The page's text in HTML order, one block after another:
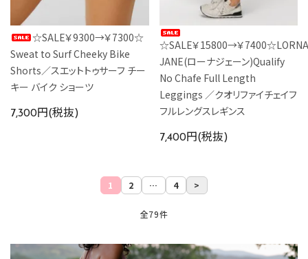
☆SALE￥9300→￥7300☆
Sweat to Surf Cheeky Bike
Shorts／スエットトゥサーフ チー
キー バイク ショーツ
7,300円(税抜)
☆SALE￥15800→￥7400☆LORNA
JANE(ローナジェーン)Qualify
No Chafe Full Length
Leggings ／クオリファイチェイフ
フルレングスレギンス
7,400円(税抜)
1 2 … 4 >
全79件